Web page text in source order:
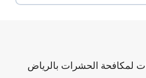
لمكافحة الحشرات بالرياض